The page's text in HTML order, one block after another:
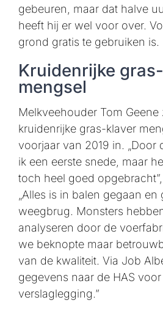
gebeuren, maar dat halve
heeft hij er wel voor over.
grond gratis te gebruiken is.
Kruidenrijke
mengsel
Melkveehouder Tom Geene
kruidenrijke gras-klaver
voorjaar van 2019 in. „Door
ik een eerste snede, maar
toch heel goed
„Alles is in balen gegaan
weegbrug. Monsters
analyseren door de
we beknopte maar
van de kwaliteit. Via Job
gegevens naar de HAS
verslaglegging.”